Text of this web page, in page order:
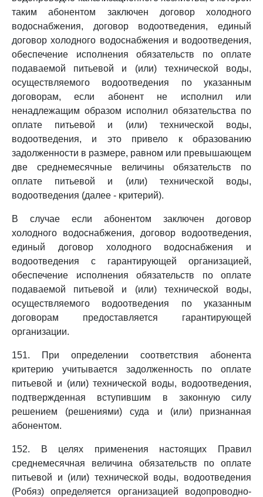
таким абонентом заключен договор холодного
водоснабжения, договор водоотведения, единый
договор холодного водоснабжения и водоотведения,
обеспечение исполнения обязательств по оплате
подаваемой питьевой и (или) технической воды,
осуществляемого водоотведения по указанным
договорам, если абонент не исполнил или
ненадлежащим образом исполнил обязательства по
оплате питьевой и (или) технической воды,
водоотведения, и это привело к образованию
задолженности в размере, равном или превышающем
две среднемесячные величины обязательств по
оплате питьевой и (или) технической воды,
водоотведения (далее - критерий).
В случае если абонентом заключен договор
холодного водоснабжения, договор водоотведения,
единый договор холодного водоснабжения и
водоотведения с гарантирующей организацией,
обеспечение исполнения обязательств по оплате
подаваемой питьевой и (или) технической воды,
осуществляемого водоотведения по указанным
договорам предоставляется гарантирующей
организации.
151. При определении соответствия абонента
критерию учитывается задолженность по оплате
питьевой и (или) технической воды, водоотведения,
подтвержденная вступившим в законную силу
решением (решениями) суда и (или) признанная
абонентом.
152. В целях применения настоящих Правил
среднемесячная величина обязательств по оплате
питьевой и (или) технической воды, водоотведения
(Pобяз) определяется организацией водопроводно-